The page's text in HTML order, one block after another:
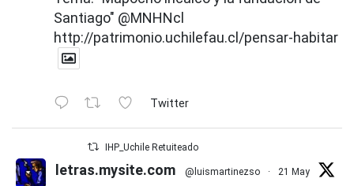
Santiago" @MNHNcl
http://patrimonio.uchilefau.cl/pensar-habitar
Twitter
IHP_Uchile Retuiteado
letras.mysite.com @luismartinezso · 21 May